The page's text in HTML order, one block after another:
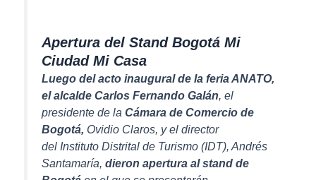
Apertura del Stand Bogotá Mi
Ciudad Mi Casa
Luego del acto inaugural de la feria ANATO,
el alcalde Carlos Fernando Galán, el
presidente de laCámara de Comercio de
Bogotá, Ovidio Claros, y el director
del Instituto Distrital de Turismo (IDT), Andrés
Santamaría,dieron apertura al stand de